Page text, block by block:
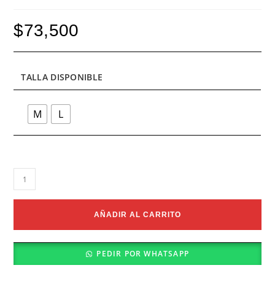
$73,500
TALLA DISPONIBLE
M L
Bañador
Lavanda
cantidad
AÑADIR AL CARRITO
PEDIR POR WHATSAPP